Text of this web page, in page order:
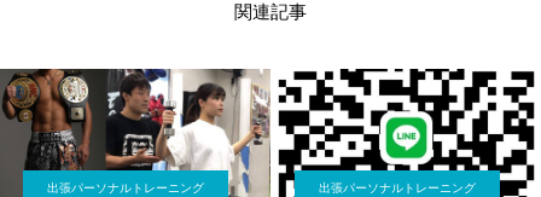
関連記事
出張パーソナルトレーニング 出張パーソナルトレーニング